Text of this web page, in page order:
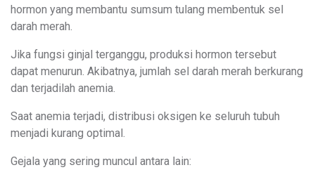
hormon yang membantu sumsum tulang membentuk sel
darah merah.
Jika fungsi ginjal terganggu, produksi hormon tersebut
dapat menurun. Akibatnya, jumlah sel darah merah berkurang
dan terjadilah anemia.
Saat anemia terjadi, distribusi oksigen ke seluruh tubuh
menjadi kurang optimal.
Gejala yang sering muncul antara lain: